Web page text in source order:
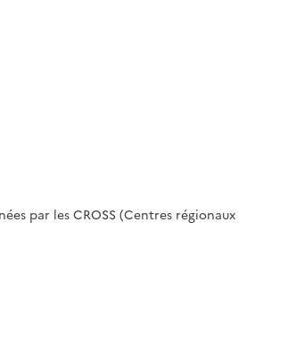
par les CROSS (Centres régionaux